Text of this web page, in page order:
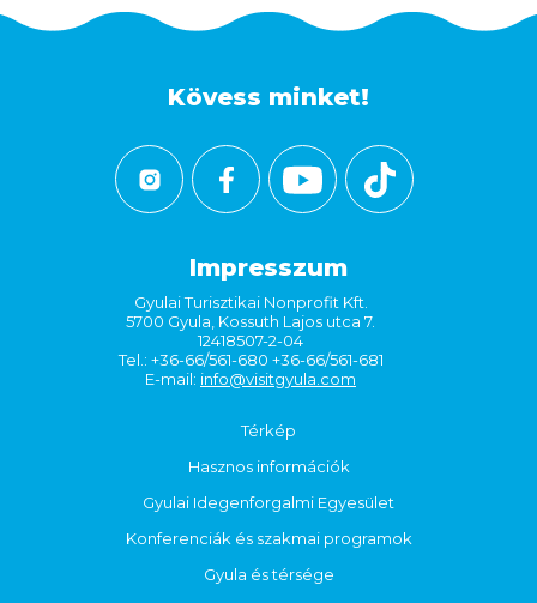
Kövess minket!
Impresszum
Gyulai Turisztikai Nonprofit Kft.
5700 Gyula, Kossuth Lajos utca 7.
12418507-2-04
Tel.: +36-66/561-680 +36-66/561-681
E-mail: info@visitgyula.com
Térkép
Hasznos információk
Gyulai Idegenforgalmi Egyesület
Konferenciák és szakmai programok
Gyula és térsége